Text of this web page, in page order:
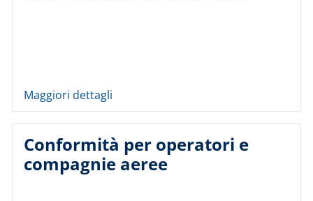
Maggiori dettagli
Conformità per operatori e
compagnie aeree